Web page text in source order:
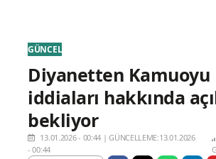
GÜNCEL
Diyanetten Kamuoyu
iddiaları hakkında
bekliyor
13.01.2026 - 00:44 |GÜNCELLEME:13.01.2026
- 00:44